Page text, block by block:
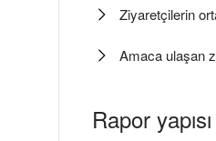
Ziyaretçilerin
Amaca ulaşan
Rapor